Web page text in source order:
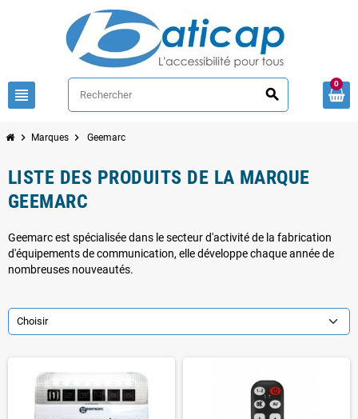
view_headline search
0
chevron_right Marques chevron_right Geemarc
LISTE DES PRODUITS DE LA MARQUE
GEEMARC
Geemarc est spécialisée dans le secteur d'activité de la fabrication
d'équipements de communication, elle développe chaque année de
nombreuses nouveautés.
Choisir